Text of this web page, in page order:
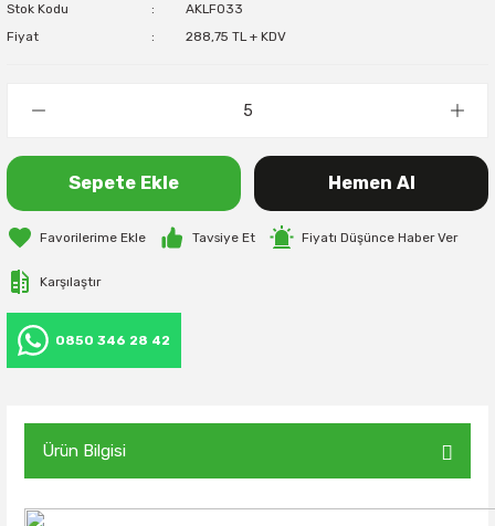
Stok Kodu
AKLF033
Fiyat
288,75 TL + KDV
Sepete Ekle Hemen Al
Tavsiye Et Fiyatı Düşünce Haber Ver
Karşılaştır
0850 346 28 42
Ürün Bilgisi